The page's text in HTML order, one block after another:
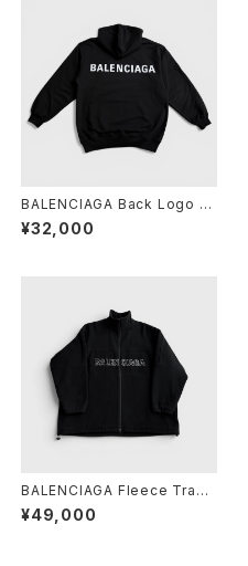
BALENCIAGA Back Logo H
oodie Cotton Black M
¥32,000
BALENCIAGA Fleece Track
Suit Jacket Black 44
¥49,000